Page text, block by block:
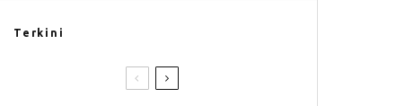
Terkini